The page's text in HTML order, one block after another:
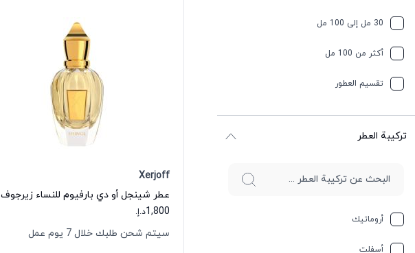
30 مل إلى 100 مل
أكثر من 100 مل
تقسیم العطور
ترکیبة العطر
أروماتيك
أسفلت
Xerjoff
عطر شينجل أو دي بارفيوم للنساء زيرجوف
1,800د.إ.
سيتم شحن طلبك خلال 7 يوم عمل